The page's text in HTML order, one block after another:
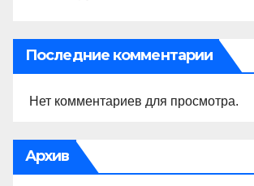
Последние комментарии
Нет комментариев для просмотра.
Архив